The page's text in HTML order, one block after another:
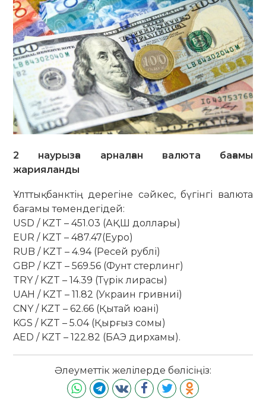
2 наурызға арналған валюта бағамы
жарияланды
Ұлттық банктің дерегіне сәйкес, бүгінгі валюта
бағамы төмендегідей:
USD / KZT – 451.03 (АҚШ доллары)
EUR / KZT – 487.47(Еуро)
RUB / KZT – 4.94 (Ресей рублі)
GBP / KZT – 569.56 (Фунт стерлинг)
TRY / KZT – 14.39 (Түрік лирасы)
UAH / KZT – 11.82 (Украин гривниі)
CNY / KZT – 62.66 (Қытай юані)
KGS / KZT – 5.04 (Қырғыз сомы)
AED / KZT – 122.82 (БАЭ дирхамы).
Әлеуметтік желілерде бөлісіңіз: